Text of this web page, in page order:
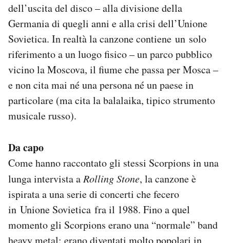
dell’uscita del disco – alla divisione della
Germania di quegli anni e alla crisi dell’Unione
Sovietica. In realtà la canzone contiene un solo
riferimento a un luogo fisico – un parco pubblico
vicino la Moscova, il fiume che passa per Mosca –
e non cita mai né una persona né un paese in
particolare (ma cita la balalaika, tipico strumento
musicale russo).
Da capo
Come hanno raccontato gli stessi Scorpions in una
lunga intervista a Rolling Stone, la canzone è
ispirata a una serie di concerti che fecero
in Unione Sovietica fra il 1988. Fino a quel
momento gli Scorpions erano una “normale” band
heavy metal: erano diventati molto popolari in